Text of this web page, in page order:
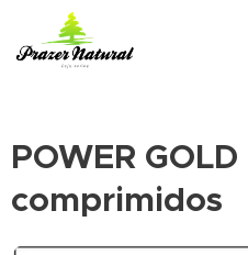
POWER GOLD
comprimidos